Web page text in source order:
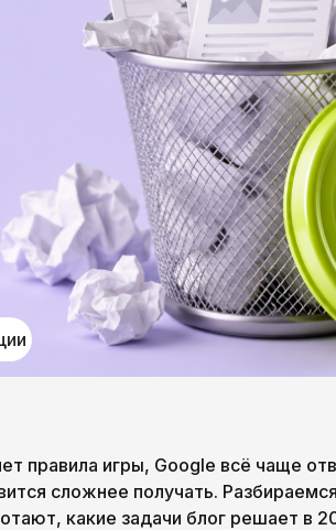
правила игры, Google всё чаще
сложнее получать.
какие задачи блог решает в